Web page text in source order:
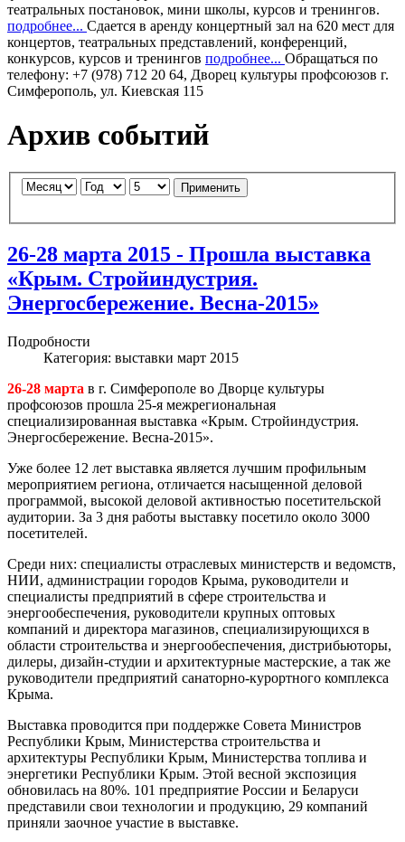
театральных постановок, мини школы, курсов и тренингов.
подробнее... Сдается в аренду концертный зал на 620 мест для
концертов, театральных представлений, конференций,
конкурсов, курсов и тренингов подробнее... Обращаться по
телефону: +7 (978) 712 20 64, Дворец культуры профсоюзов г.
Симферополь, ул. Киевская 115
Архив событий
Применить
26-28 марта 2015 - Прошла выставка
«Крым. Стройиндустрия.
Энергосбережение. Весна-2015»
Подробности
Категория: выставки март 2015
26-28 марта в г. Симферополе во Дворце культуры
профсоюзов прошла 25-я межрегиональная
специализированная выставка «Крым. Стройиндустрия.
Энергосбережение. Весна-2015».
Уже более 12 лет выставка является лучшим профильным
мероприятием региона, отличается насыщенной деловой
программой, высокой деловой активностью посетительской
аудитории. За 3 дня работы выставку посетило около 3000
посетителей.
Среди них: специалисты отраслевых министерств и ведомств,
НИИ, администрации городов Крыма, руководители и
специалисты предприятий в сфере строительства и
энергообеспечения, руководители крупных оптовых
компаний и директора магазинов, специализирующихся в
области строительства и энергообеспечения, дистрибьюторы,
дилеры, дизайн-студии и архитектурные мастерские, а так же
руководители предприятий санаторно-курортного комплекса
Крыма.
Выставка проводится при поддержке Совета Министров
Республики Крым, Министерства строительства и
архитектуры Республики Крым, Министерства топлива и
энергетики Республики Крым. Этой весной экспозиция
обновилась на 80%. 101 предприятие России и Беларуси
представили свои технологии и продукцию, 29 компаний
приняли заочное участие в выставке.